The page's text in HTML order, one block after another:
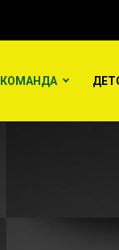
КОМАНДА